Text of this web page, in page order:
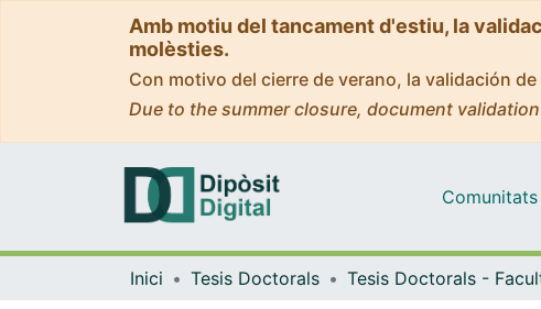
Amb motiu del tancament d'estiu, la
molèsties.
Con motivo del cierre de verano, la validación
Due to the summer closure, document
Comunitats
Inici Tesis Doctorals